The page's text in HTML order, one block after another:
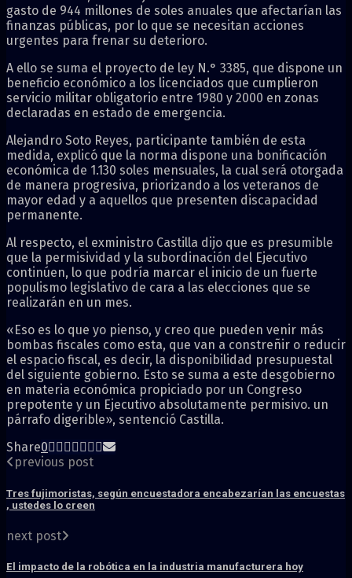
gasto de 944 millones de soles anuales que afectarían las
finanzas públicas, por lo que se necesitan acciones
urgentes para frenar su deterioro.
A ello se suma el proyecto de ley N.° 3385, que dispone un
beneficio económico a los licenciados que cumplieron
servicio militar obligatorio entre 1980 y 2000 en zonas
declaradas en estado de emergencia.
Alejandro Soto Reyes, participante también de esta
medida, explicó que la norma dispone una bonificación
económica de 1.130 soles mensuales, la cual será otorgada
de manera progresiva, priorizando a los veteranos de
mayor edad y a aquellos que presenten discapacidad
permanente.
Al respecto, el exministro Castilla dijo que es presumible
que la permisividad y la subordinación del Ejecutivo
continúen, lo que podría marcar el inicio de un fuerte
populismo legislativo de cara a las elecciones que se
realizarán en un mes.
«Eso es lo que yo pienso, y creo que pueden venir más
bombas fiscales como esta, que van a constreñir o reducir
el espacio fiscal, es decir, la disponibilidad presupuestal
del siguiente gobierno. Esto se suma a este desgobierno
en materia económica propiciado por un Congreso
prepotente y un Ejecutivo absolutamente permisivo. un
párrafo digerible», sentenció Castilla.
Share0
previous post
Tres fujimoristas, según encuestadora encabezarían las encuestas
, ustedes lo creen
next post
El impacto de la robótica en la industria manufacturera hoy